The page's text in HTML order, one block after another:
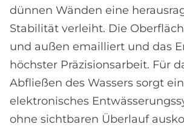
dünnen Wänden eine
Stabilität verleiht. Die
und außen emailliert und das
höchster Präzisionsarbeit. Für
Abfließen des Wassers sorgt
elektronisches
ohne sichtbaren Überlauf